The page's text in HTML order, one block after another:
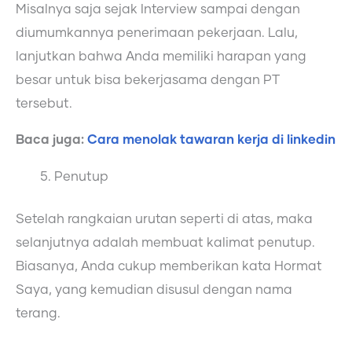
Misalnya saja sejak Interview sampai dengan
diumumkannya penerimaan pekerjaan. Lalu,
lanjutkan bahwa Anda memiliki harapan yang
besar untuk bisa bekerjasama dengan PT
tersebut.
Baca juga: Cara menolak tawaran kerja di linkedin
Penutup
Setelah rangkaian urutan seperti di atas, maka
selanjutnya adalah membuat kalimat penutup.
Biasanya, Anda cukup memberikan kata Hormat
Saya, yang kemudian disusul dengan nama
terang.